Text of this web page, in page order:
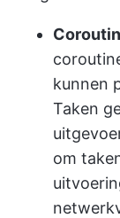
kunnen
Taken
om